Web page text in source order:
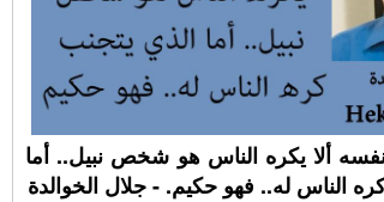
ألا يكره الناس هو شخص نبيل.. أما
الناس له.. فهو حكيم. - جلال الخوالدة